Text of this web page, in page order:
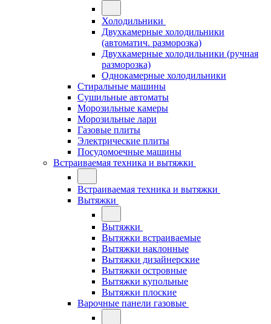
Холодильники
Двухкамерные холодильники
(автоматич. разморозка)
Двухкамерные холодильники (ручная
разморозка)
Однокамерные холодильники
Стиральные машины
Сушильные автоматы
Морозильные камеры
Морозильные лари
Газовые плиты
Электрические плиты
Посудомоечные машины
Встраиваемая техника и вытяжки
Встраиваемая техника и вытяжки
Вытяжки
Вытяжки
Вытяжки встраиваемые
Вытяжки наклонные
Вытяжки дизайнерские
Вытяжки островные
Вытяжки купольные
Вытяжки плоские
Варочные панели газовые